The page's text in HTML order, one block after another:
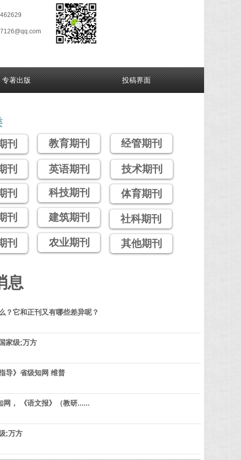
专著出版 投稿界面
刊
刊
刊
刊
刊
教育期刊
英语期刊
科技期刊
建筑期刊
农业期刊
经管期刊
技术期刊
体育期刊
社科期刊
其他期刊
息
？它和正刊又有哪些差异呢？
家级;万方
导》省级知网 维普
网， 《语文报》（教研......
;万方